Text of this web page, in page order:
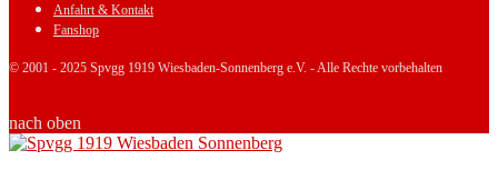
Anfahrt & Kontakt
Fanshop
© 2001 - 2025 Spvgg 1919 Wiesbaden-Sonnenberg e.V. - Alle Rechte vorbehalten
nach oben